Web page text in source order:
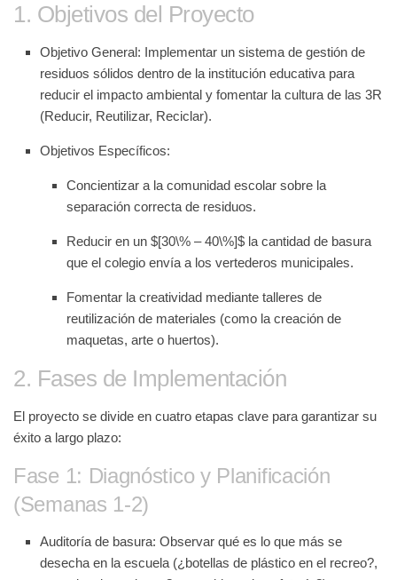
1. Objetivos del Proyecto
Objetivo General: Implementar un sistema de gestión de
residuos sólidos dentro de la institución educativa para
reducir el impacto ambiental y fomentar la cultura de las 3R
(Reducir, Reutilizar, Reciclar).
Objetivos Específicos:
Concientizar a la comunidad escolar sobre la
separación correcta de residuos.
Reducir en un $[30\% – 40\%]$ la cantidad de basura
que el colegio envía a los vertederos municipales.
Fomentar la creatividad mediante talleres de
reutilización de materiales (como la creación de
maquetas, arte o huertos).
2. Fases de Implementación
El proyecto se divide en cuatro etapas clave para garantizar su
éxito a largo plazo:
Fase 1: Diagnóstico y Planificación
(Semanas 1-2)
Auditoría de basura: Observar qué es lo que más se
desecha en la escuela (¿botellas de plástico en el recreo?,